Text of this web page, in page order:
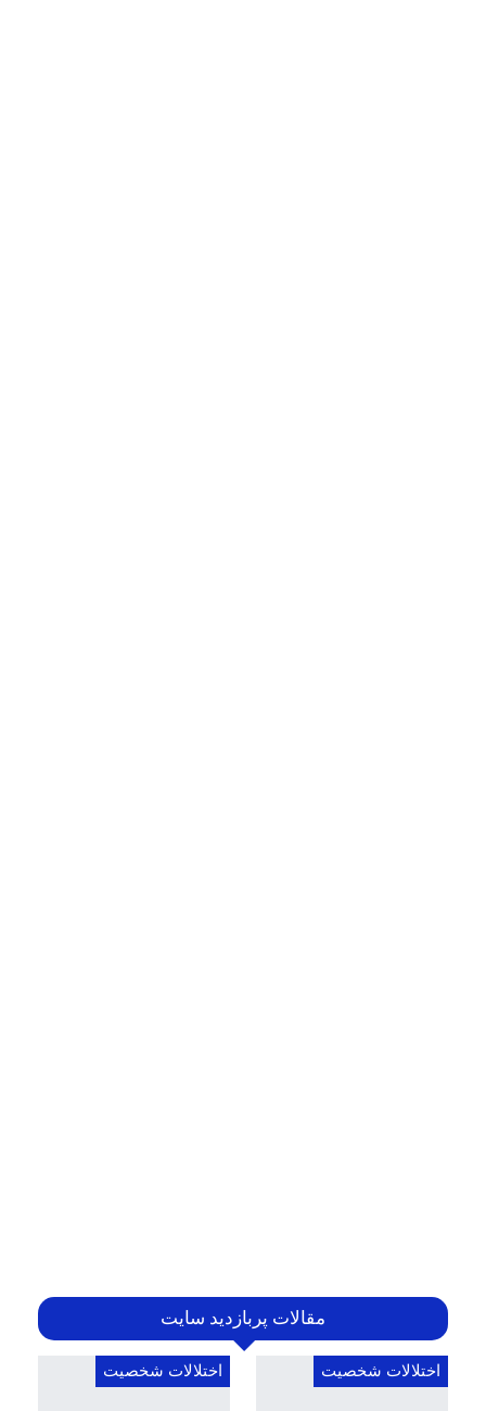
مقالات پربازدید سایت
اختلالات شخصیت اختلالات شخصیت